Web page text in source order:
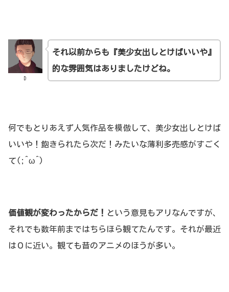
D
それ以前からも『美少女出しとけばいいや』
的な雰囲気はありましたけどね。
何でもとりあえず人気作品を模倣して、美少女出しとけば
いいや！飽きられたら次だ！みたいな薄利多売感がすごく
て(;^ω^)
価値観が変わったからだ！ という意見もアリなんですが、
それでも数年前まではちらほら観てたんです。それが最近
は０に近い。観ても昔のアニメのほうが多い。